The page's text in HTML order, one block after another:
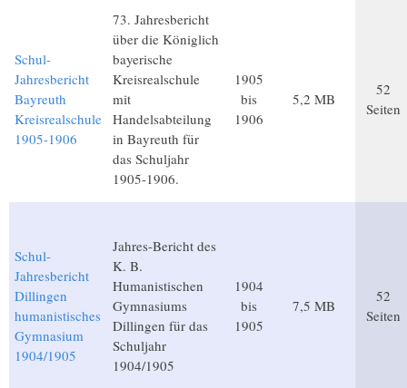
Schul-
Jahresbericht
Bayreuth
Kreisrealschule
1905-1906
73. Jahresbericht
über die Königlich
bayerische
Kreisrealschule
mit
Handelsabteilung
in Bayreuth für
das Schuljahr
1905-1906.
1905
bis
1906
5,2 MB
52
Seiten
Schul-
Jahresbericht
Dillingen
humanistisches
Gymnasium
1904/1905
Jahres-Bericht des
K. B.
Humanistischen
Gymnasiums
Dillingen für das
Schuljahr
1904/1905
1904
bis
1905
7,5 MB
52
Seiten